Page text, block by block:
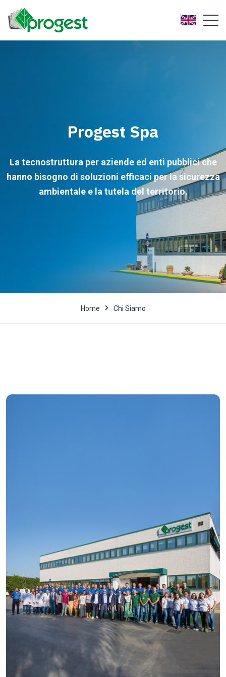
Progest Spa
La tecnostruttura per aziende ed enti pubblici che
hanno bisogno di soluzioni efficaci per la sicurezza
ambientale e la tutela del territorio.
Home Chi Siamo